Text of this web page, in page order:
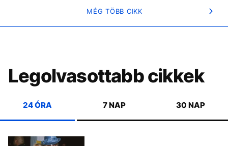
MÉG TÖBB CIKK
Legolvasottabb cikkek
24 ÓRA 7 NAP 30 NAP